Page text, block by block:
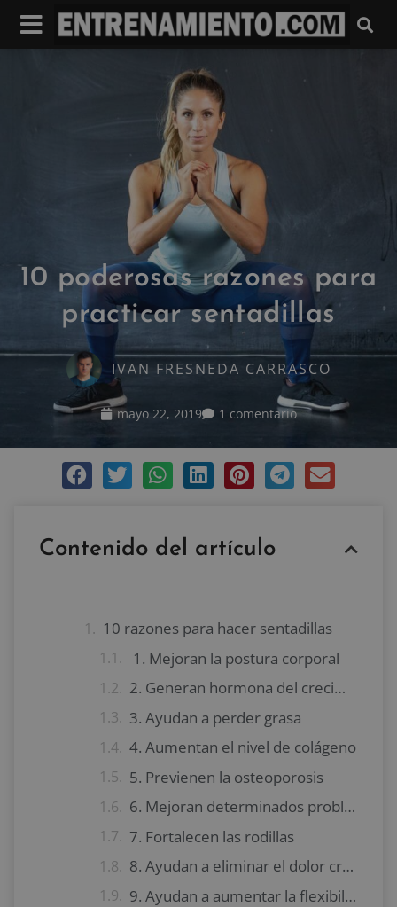
10 poderosas razones para
practicar sentadillas
IVAN FRESNEDA CARRASCO
mayo 22, 2019 1 comentario
Contenido del artículo
10 razones para hacer sentadillas
1. Mejoran la postura corporal
2. Generan hormona del crecimiento (HGH)
3. Ayudan a perder grasa
4. Aumentan el nivel de colágeno
5. Previenen la osteoporosis
6. Mejoran determinados problemas de salud
7. Fortalecen las rodillas
8. Ayudan a eliminar el dolor crónico
9. Ayudan a aumentar la flexibilidad